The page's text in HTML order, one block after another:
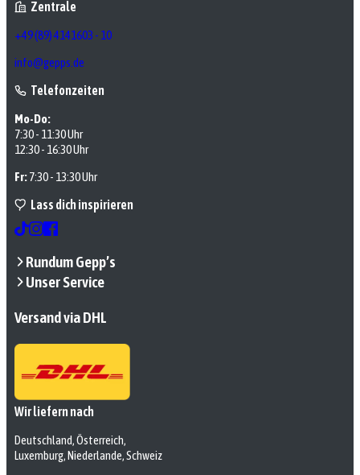
Zentrale
+49 (89) 4141603 - 10
info@gepps.de
Telefonzeiten
Mo-Do:
7:30 - 11:30 Uhr
12:30 - 16:30 Uhr
Fr:7:30 - 13:30 Uhr
Lass dich inspirieren
Rundum Gepp’s
Unser Service
Versand via DHL
Wir liefern nach
Deutschland, Österreich,
Luxemburg, Niederlande, Schweiz